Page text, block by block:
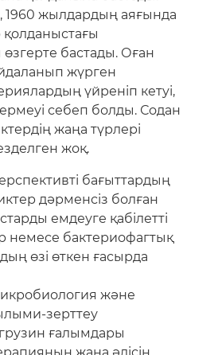
1960 жылдардың аяғында
бастады. Оған
жүрген
үйреніп кетуі,
себеп болды. Содан
жаңа түрлері
жоқ.
бағыттардың
дәрменсіз болған
емдеуге қабілетті
немесе бактериофагтық
өзі өткен ғасырда
және
зерттеу
ғалымдары